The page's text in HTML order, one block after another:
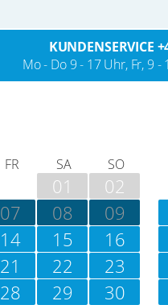
KUNDENSERVICE
Mo - Do 9 - 17 Uhr, Fr, 9
FR SA SO
01
02
07 08
09
14 15
16
21 22
23
28 29
30